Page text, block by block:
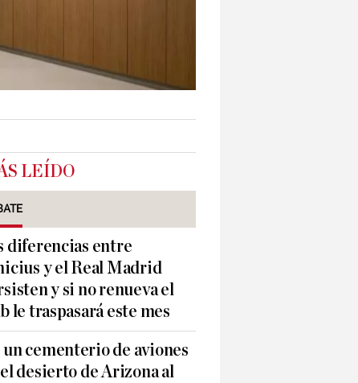
LEÍDO
diferencias entre
y el Real Madrid
y si no renueva el
le traspasará este mes
un cementerio de aviones
desierto de Arizona al